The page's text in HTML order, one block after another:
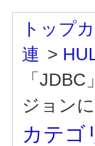
トップ
連 >
「
ジョン
カテゴ